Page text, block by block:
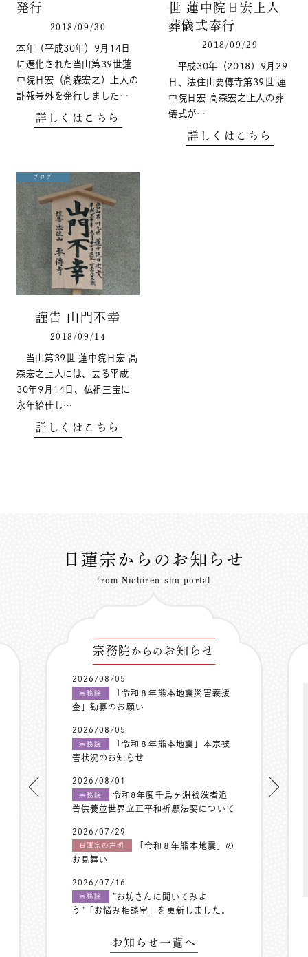
発行
2018/09/30
本年（平成30年）9月14日
に遷化された当山第39世蓮
中院日宏（髙森宏之）上人の
訃報号外を発行しました…
詳しくはこちら
世 蓮中院日宏上人
葬儀式奉行
2018/09/29
平成30年（2018）9月29
日、法住山要傳寺第39世 蓮
中院日宏 高森宏之上人の葬
儀式が…
詳しくはこちら
ブログ
謹告 山門不幸
2018/09/14
当山第39世 蓮中院日宏 髙
森宏之上人には、去る平成
30年9月14日、仏祖三宝に
永年給仕し…
詳しくはこちら
日蓮宗からのお知らせ
from Nichiren-shu portal
宗務院 からの お知らせ
2026/08/05
宗務院
「令和８年熊本地震災害義援
金」勧募のお願い
2026/08/05
宗務院
「令和８年熊本地震」本宗被
害状況のお知らせ
2026/08/01
宗務院
令和8年度千鳥ヶ淵戦没者追
善供養並世界立正平和祈願法要について
2026/07/29
日蓮宗の声明
「令和８年熊本地震」の
お見舞い
2026/07/16
宗務院
”お坊さんに聞いてみよ
う”「お悩み相談室」を更新しました。
お知らせ一覧へ